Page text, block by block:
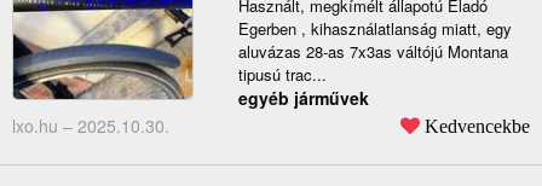
Használt, megkímélt állapotú Eladó
Egerben , kihasználatlanság miatt, egy
aluvázas 28-as 7x3as váltójú Montana
tipusú trac...
egyéb járművek
lxo.hu – 2025.10.30. Kedvencekbe